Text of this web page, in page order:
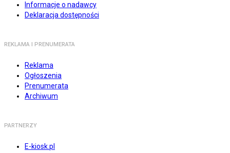
Informacje o nadawcy
Deklaracja dostępności
REKLAMA I PRENUMERATA
Reklama
Ogłoszenia
Prenumerata
Archiwum
PARTNERZY
E-kiosk.pl